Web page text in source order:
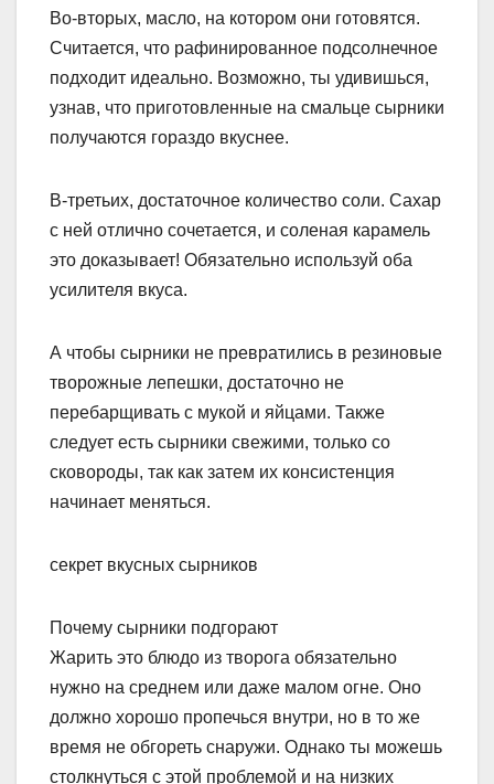
Во-вторых, масло, на котором они готовятся.
Считается, что рафинированное подсолнечное
подходит идеально. Возможно, ты удивишься,
узнав, что приготовленные на смальце сырники
получаются гораздо вкуснее.
В-третьих, достаточное количество соли. Сахар
с ней отлично сочетается, и соленая карамель
это доказывает! Обязательно используй оба
усилителя вкуса.
А чтобы сырники не превратились в резиновые
творожные лепешки, достаточно не
перебарщивать с мукой и яйцами. Также
следует есть сырники свежими, только со
сковороды, так как затем их консистенция
начинает меняться.
секрет вкусных сырников
Почему сырники подгорают
Жарить это блюдо из творога обязательно
нужно на среднем или даже малом огне. Оно
должно хорошо пропечься внутри, но в то же
время не обгореть снаружи. Однако ты можешь
столкнуться с этой проблемой и на низких